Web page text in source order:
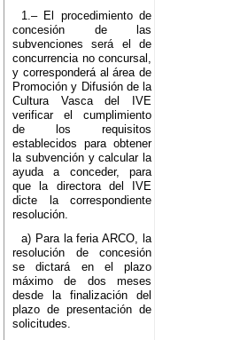
1.– El procedimiento de
concesión de las
subvenciones será el de
concurrencia no concursal,
y corresponderá al área de
Promoción y Difusión de la
Cultura Vasca del IVE
verificar el cumplimiento
de los requisitos
establecidos para obtener
la subvención y calcular la
ayuda a conceder, para
que la directora del IVE
dicte la correspondiente
resolución.
a) Para la feria ARCO, la
resolución de concesión
se dictará en el plazo
máximo de dos meses
desde la finalización del
plazo de presentación de
solicitudes.